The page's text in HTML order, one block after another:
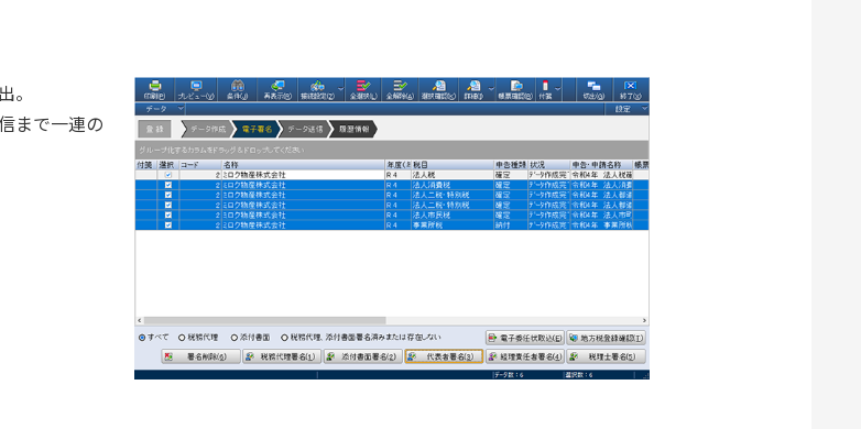
。
まで一連の